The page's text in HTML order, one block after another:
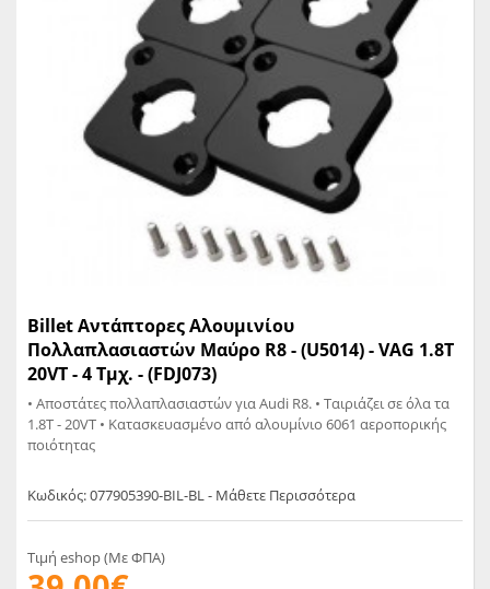
Billet Αντάπτορες Αλουμινίου
Πολλαπλασιαστών Μαύρο R8 - (U5014) - VAG 1.8T
20VT - 4 Τμχ. - (FDJ073)
• Αποστάτες πολλαπλασιαστών για Audi R8. • Ταιριάζει σε όλα τα
1.8T - 20VT • Κατασκευασμένο από αλουμίνιο 6061 αεροπορικής
ποιότητας
Κωδικός: 077905390-BIL-BL - Μάθετε Περισσότερα
Τιμή eshop (Με ΦΠΑ)